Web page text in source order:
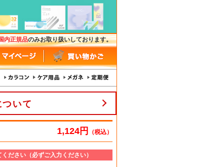
内正規品のみお取り扱いしております。
いて
1,124円 （税込）
ださい（必ずご入力ください）